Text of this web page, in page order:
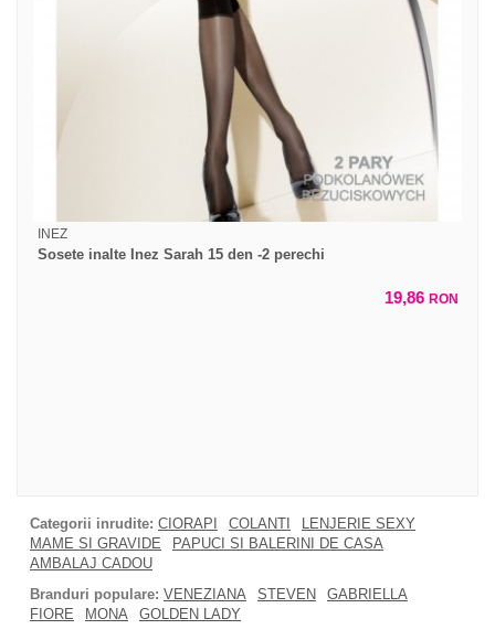
INEZ
Sosete inalte Inez Sarah 15 den -2 perechi
19,86 RON
Categorii inrudite: CIORAPI COLANTI
LENJERIE SEXY
MAME SI GRAVIDE
PAPUCI SI BALERINI DE CASA
AMBALAJ CADOU
Branduri populare: VENEZIANA STEVEN
GABRIELLA
FIORE
MONA GOLDEN LADY